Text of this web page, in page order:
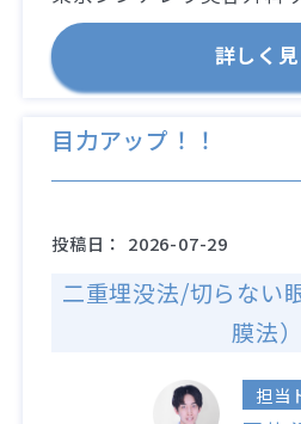
詳しく
目力アップ！！
投稿日： 2026-07-29
二重埋没法/切らない
膜法）
担当